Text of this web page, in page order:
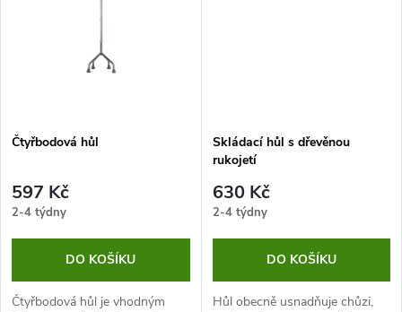
Čtyřbodová hůl
597 Kč
2-4 týdny
DO KOŠÍKU
Čtyřbodová hůl je vhodným
Skládací hůl s dřevěnou
rukojetí
630 Kč
2-4 týdny
DO KOŠÍKU
Hůl obecně usnadňuje chůzi,